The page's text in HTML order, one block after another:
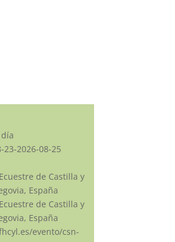
23-2026-08-25
de Castilla y
España
de Castilla y
España
evento/csn-